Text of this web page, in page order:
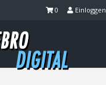
Einloggen
0